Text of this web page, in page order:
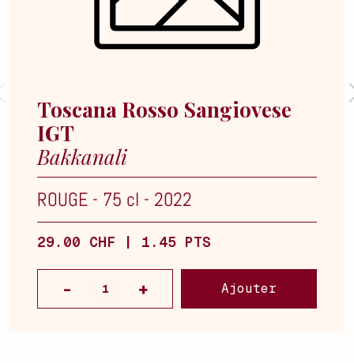
Toscana Rosso Sangiovese
IGT
Bakkanali
ROUGE - 75 cl - 2022
29.00 CHF | 1.45 PTS
Ajouter